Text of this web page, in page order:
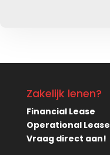
Zakelijk lenen?
Financial Lease
Operational Lease
Vraag direct aan!